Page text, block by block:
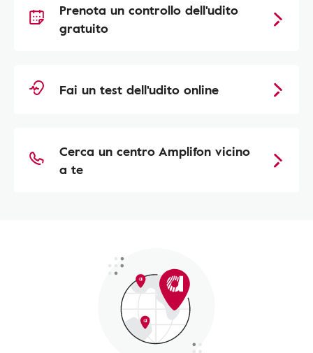
Prenota un controllo dell'udito
gratuito
Fai un test dell'udito online
Cerca un centro Amplifon vicino
a te